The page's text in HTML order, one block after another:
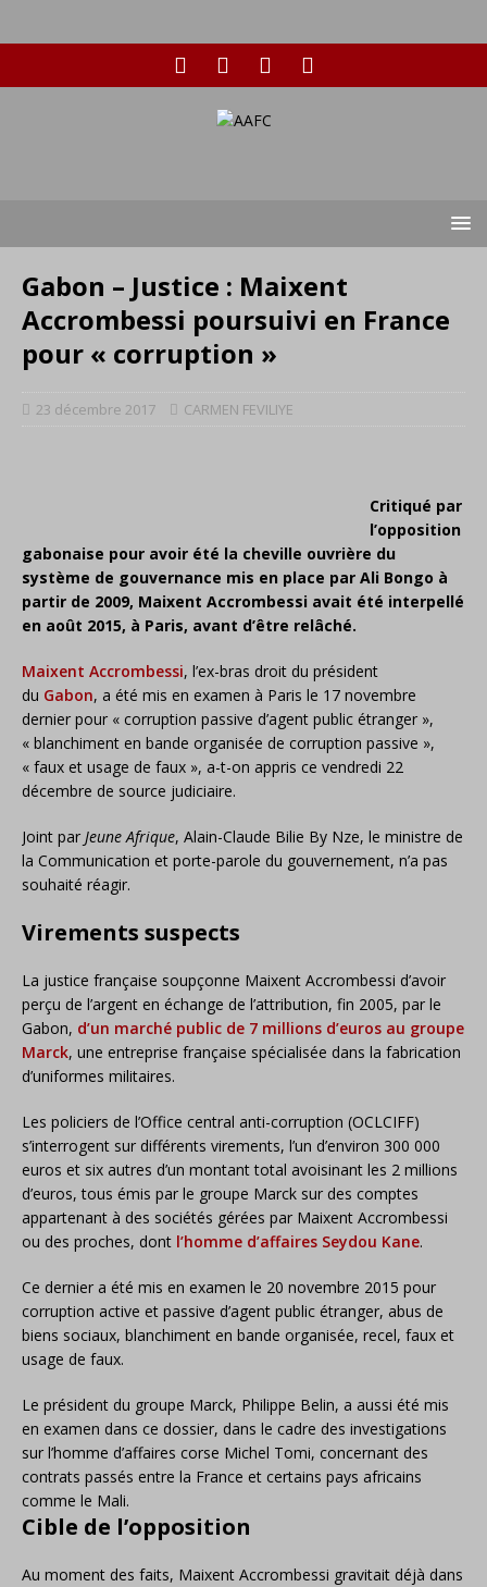
Gabon – Justice : Maixent
Accrombessi poursuivi en France
pour « corruption »
23 décembre 2017 CARMEN FEVILIYE
Critiqué par
l’opposition
gabonaise pour avoir été la cheville ouvrière du
système de gouvernance mis en place par Ali Bongo à
partir de 2009, Maixent Accrombessi avait été interpellé
en août 2015, à Paris, avant d’être relâché.
Maixent Accrombessi, l’ex-bras droit du président
du Gabon, a été mis en examen à Paris le 17 novembre
dernier pour « corruption passive d’agent public étranger »,
« blanchiment en bande organisée de corruption passive »,
« faux et usage de faux », a-t-on appris ce vendredi 22
décembre de source judiciaire.
Joint par Jeune Afrique, Alain-Claude Bilie By Nze, le ministre de
la Communication et porte-parole du gouvernement, n’a pas
souhaité réagir.
Virements suspects
La justice française soupçonne Maixent Accrombessi d’avoir
perçu de l’argent en échange de l’attribution, fin 2005, par le
Gabon, d’un marché public de 7 millions d’euros au groupe
Marck, une entreprise française spécialisée dans la fabrication
d’uniformes militaires.
Les policiers de l’Office central anti-corruption (OCLCIFF)
s’interrogent sur différents virements, l’un d’environ 300 000
euros et six autres d’un montant total avoisinant les 2 millions
d’euros, tous émis par le groupe Marck sur des comptes
appartenant à des sociétés gérées par Maixent Accrombessi
ou des proches, dont l’homme d’affaires Seydou Kane.
Ce dernier a été mis en examen le 20 novembre 2015 pour
corruption active et passive d’agent public étranger, abus de
biens sociaux, blanchiment en bande organisée, recel, faux et
usage de faux.
Le président du groupe Marck, Philippe Belin, a aussi été mis
en examen dans ce dossier, dans le cadre des investigations
sur l’homme d’affaires corse Michel Tomi, concernant des
contrats passés entre la France et certains pays africains
comme le Mali.
Cible de l’opposition
Au moment des faits, Maixent Accrombessi gravitait déjà dans